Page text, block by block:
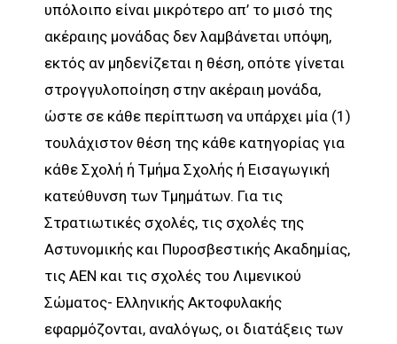
υπόλοιπο είναι μικρότερο απ’ το μισό της
ακέραιης μονάδας δεν λαμβάνεται υπόψη,
εκτός αν μηδενίζεται η θέση, οπότε γίνεται
στρογγυλοποίηση στην ακέραιη μονάδα,
ώστε σε κάθε περίπτωση να υπάρχει μία (1)
τουλάχιστον θέση της κάθε κατηγορίας για
κάθε Σχολή ή Τμήμα Σχολής ή Εισαγωγική
κατεύθυνση των Τμημάτων. Για τις
Στρατιωτικές σχολές, τις σχολές της
Αστυνομικής και Πυροσβεστικής Ακαδημίας,
τις ΑΕΝ και τις σχολές του Λιμενικού
Σώματος- Ελληνικής Ακτοφυλακής
εφαρμόζονται, αναλόγως, οι διατάξεις των